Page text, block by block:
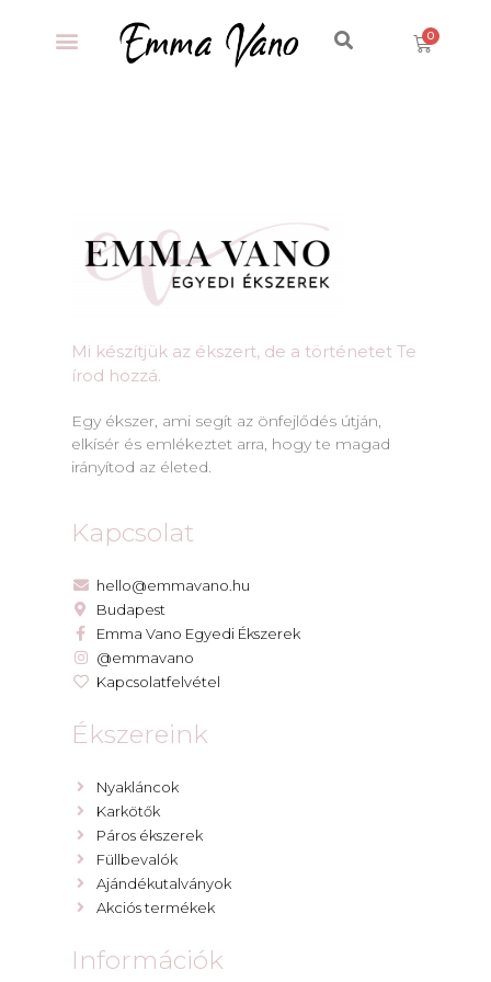
Mi készítjük az ékszert, de a történetet Te
írod hozzá.​
Egy ékszer, ami segít az önfejlődés útján,
elkísér és emlékeztet arra, hogy te magad
irányítod az életed.
Kapcsolat
hello@emmavano.hu
Budapest
Emma Vano Egyedi Ékszerek
@emmavano
Kapcsolatfelvétel
Ékszereink
Nyakláncok
Karkötők
Páros ékszerek
Füllbevalók
Ajándékutalványok
Akciós termékek
Információk